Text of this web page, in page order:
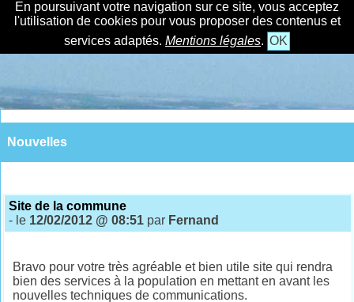
En poursuivant votre navigation sur ce site, vous acceptez
l'utilisation de cookies pour vous proposer des contenus et
services adaptés. Mentions légales. OK
Nouvelles
Site de la commune
- le 12/02/2012 @ 08:51 par Fernand
Bravo pour votre très agréable et bien utile site qui rendra
bien des services à la population en mettant en avant les
nouvelles techniques de communications.